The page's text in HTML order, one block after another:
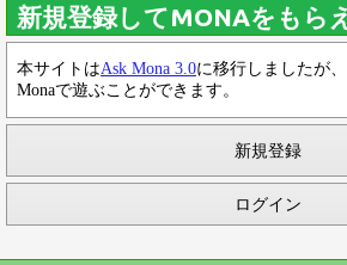
新規登録してMONAをもら
本サイトはAsk Mona 3.0に移行しましたが
Monaで遊ぶことができます。
新規登録
ログイン